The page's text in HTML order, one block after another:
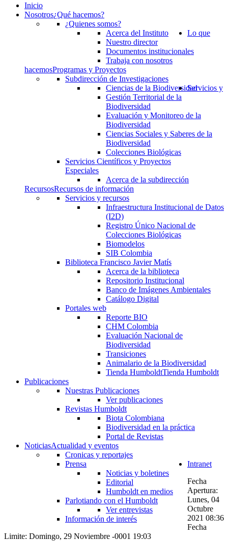
Inicio
Nosotros¿Qué hacemos?
¿Quienes somos?
Acerca del Instituto
Nuestro director
Documentos institucionales
Trabaja con nosotros
Lo que
hacemosProgramas y Proyectos
Subdirección de Investigaciones
Ciencias de la Biodiversidad
Gestión Territorial de la
Biodiversidad
Evaluación y Monitoreo de la
Biodiversidad
Ciencias Sociales y Saberes de la
Biodiversidad
Colecciones Biológicas
Servicios Científicos y Proyectos
Especiales
Acerca de la subdirección
Servicios y
RecursosRecursos de información
Servicios y recursos
Infraestructura Institucional de Datos
(I2D)
Registro Único Nacional de
Colecciones Biológicas
Biomodelos
SIB Colombia
Biblioteca Francisco Javier Matís
Acerca de la biblioteca
Repositorio Institucional
Banco de Imágenes Ambientales
Catálogo Digital
Portales web
Reporte BIO
CHM Colombia
Evaluación Nacional de
Biodiversidad
Transiciones
Animalario de la Biodiversidad
Tienda HumboldtTienda Humboldt
Publicaciones
Nuestras Publicaciones
Ver publicaciones
Revistas Humboldt
Biota Colombiana
Biodiversidad en la práctica
Portal de Revistas
NoticiasActualidad y eventos
Cronicas y reportajes
Prensa
Noticias y boletines
Editorial
Humboldt en medios
Parlotiando con el Humboldt
Ver entrevistas
Información de interés
Intranet
Fecha
Apertura:
Lunes, 04
Octubre
2021 08:36
Fecha
Limite: Domingo, 29 Noviembre -0001 19:03